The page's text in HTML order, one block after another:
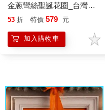
金蔥彎絲聖誕花圈_台灣工
藝免組裝
53 折 特價 579 元
加入購物車